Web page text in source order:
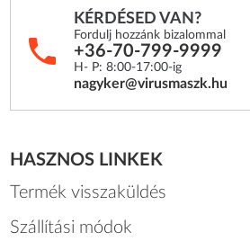
KÉRDÉSED VAN?
Fordulj hozzánk bizalommal
+36-70-799-9999
H- P: 8:00-17:00-ig
nagyker@virusmaszk.hu
HASZNOS LINKEK
Termék visszaküldés
Szállítási módok